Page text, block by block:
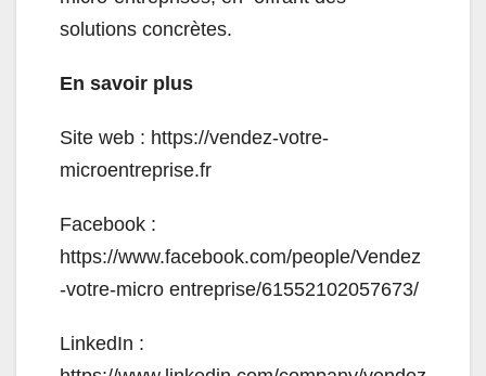
solutions concrètes.
En savoir plus
Site web : https://vendez-votre-
microentreprise.fr
Facebook :
https://www.facebook.com/people/Vendez
-votre-micro entreprise/61552102057673/
LinkedIn :